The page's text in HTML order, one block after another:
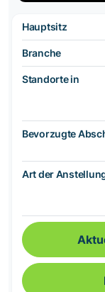
Hauptsitz
Branche
Standorte in
Bevorzugte
Art der